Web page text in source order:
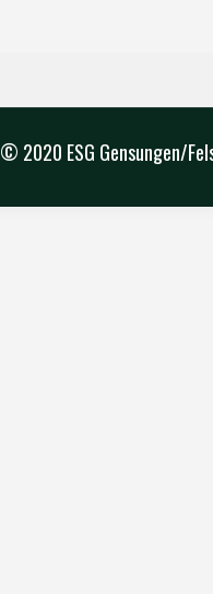
© 2020 ESG Gensungen/